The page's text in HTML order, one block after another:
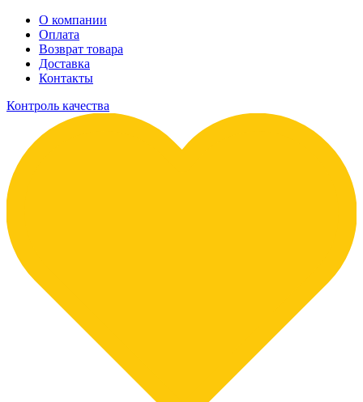
О компании
Оплата
Возврат товара
Доставка
Контакты
Контроль качества